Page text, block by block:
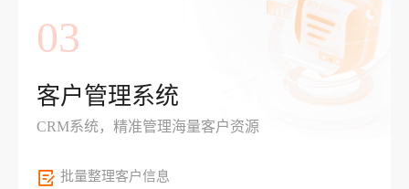
03
客户管理系统
CRM系统，精准管理海量客户资源
批量整理客户信息